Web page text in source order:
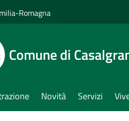
Romagna
Comune di
Novità Servizi